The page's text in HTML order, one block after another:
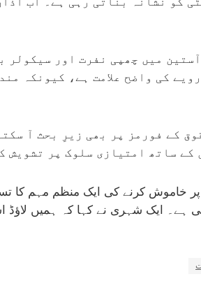
میں چھپی نفرت اور سیکولر
کی واضح علامت ہے، کیونکہ
کے فورمز پر بھی زیرِ بحث آ
ساتھ امتیازی سلوک پر تشویش
خاموش کرنے کی ایک منظم مہم کا
ایک شہری نے کہا کہ ہمیں لاؤڈ